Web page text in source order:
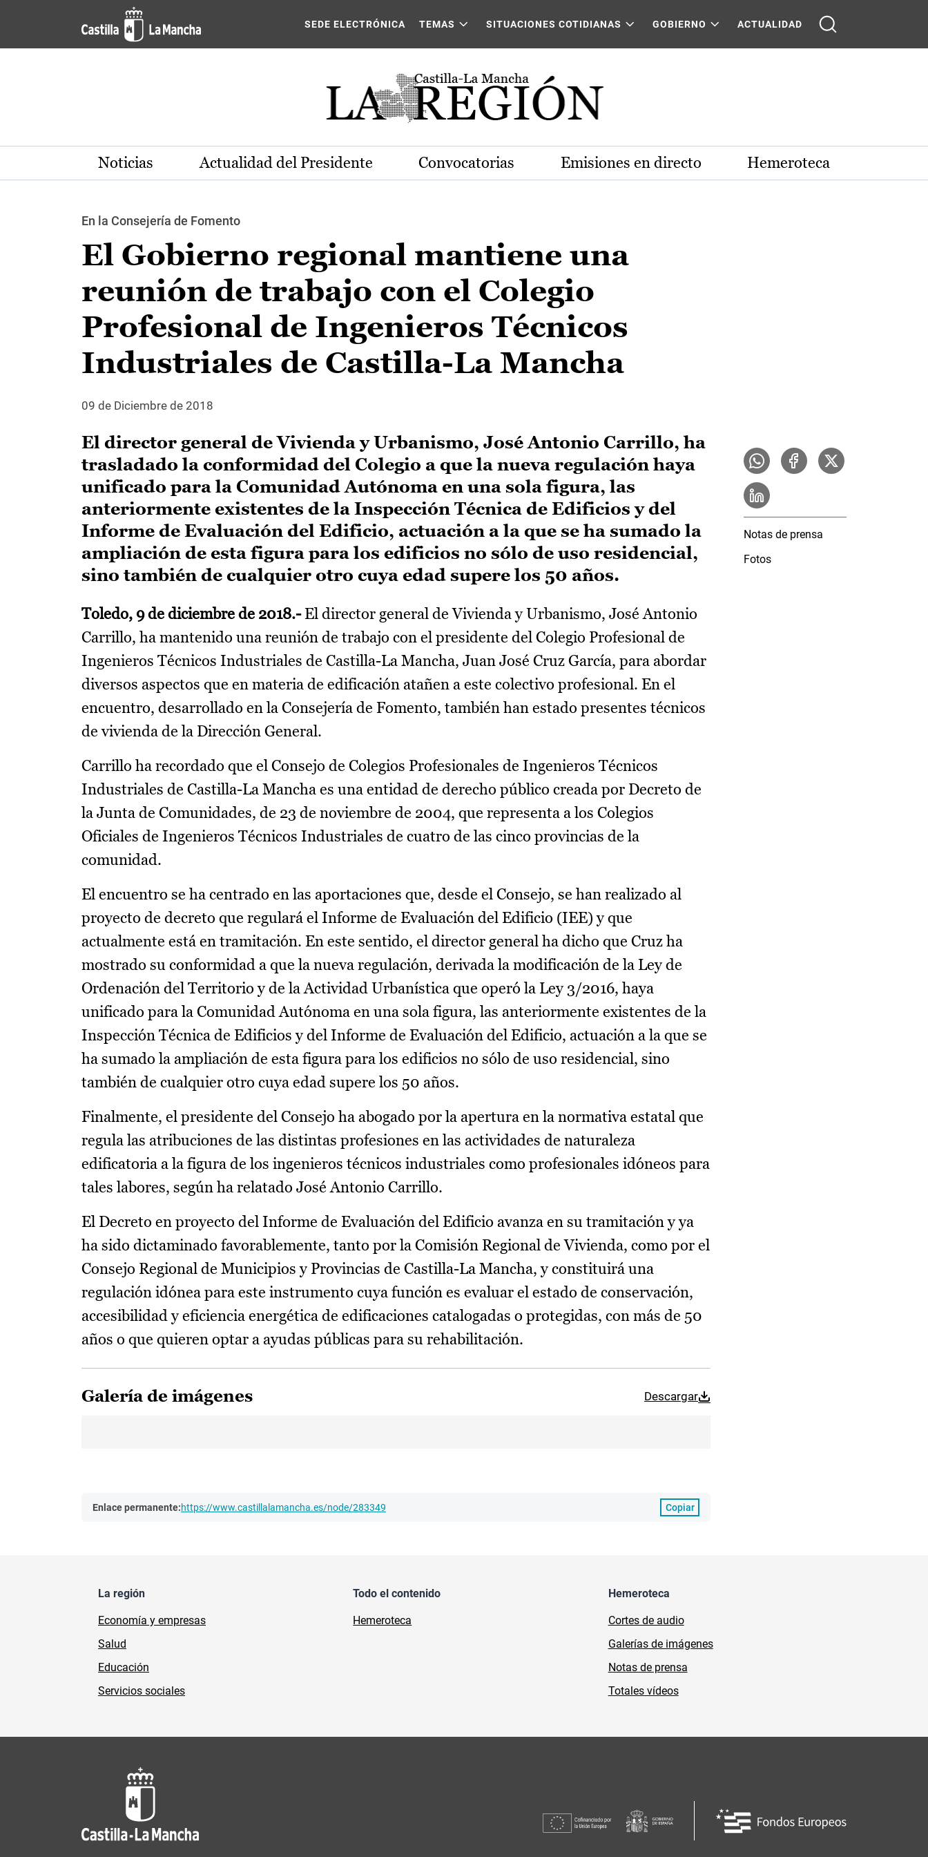
Pasar al contenido principal
SEDE ELECTRÓNICA TEMAS SITUACIONES COTIDIANAS GOBIERNO ACTUALIDAD
Noticias Actualidad del Presidente Convocatorias Emisiones en directo Hemeroteca
En la Consejería de Fomento
El Gobierno regional mantiene una
reunión de trabajo con el Colegio
Profesional de Ingenieros Técnicos
Industriales de Castilla-La Mancha
09 de Diciembre de 2018
El director general de Vivienda y Urbanismo, José Antonio Carrillo, ha
trasladado la conformidad del Colegio a que la nueva regulación haya
unificado para la Comunidad Autónoma en una sola figura, las
anteriormente existentes de la Inspección Técnica de Edificios y del
Informe de Evaluación del Edificio, actuación a la que se ha sumado la
ampliación de esta figura para los edificios no sólo de uso residencial,
sino también de cualquier otro cuya edad supere los 50 años.
Toledo, 9 de diciembre de 2018.-El director general de Vivienda y Urbanismo, José Antonio
Carrillo, ha mantenido una reunión de trabajo con el presidente del Colegio Profesional de
Ingenieros Técnicos Industriales de Castilla-La Mancha, Juan José Cruz García, para abordar
diversos aspectos que en materia de edificación atañen a este colectivo profesional. En el
encuentro, desarrollado en la Consejería de Fomento, también han estado presentes técnicos
de vivienda de la Dirección General.
Carrillo ha recordado que el Consejo de Colegios Profesionales de Ingenieros Técnicos
Industriales de Castilla-La Mancha es una entidad de derecho público creada por Decreto de
la Junta de Comunidades, de 23 de noviembre de 2004, que representa a los Colegios
Oficiales de Ingenieros Técnicos Industriales de cuatro de las cinco provincias de la
comunidad.
El encuentro se ha centrado en las aportaciones que, desde el Consejo, se han realizado al
proyecto de decreto que regulará el Informe de Evaluación del Edificio (IEE) y que
actualmente está en tramitación. En este sentido, el director general ha dicho que Cruz ha
mostrado su conformidad a que la nueva regulación, derivada la modificación de la Ley de
Ordenación del Territorio y de la Actividad Urbanística que operó la Ley 3/2016, haya
unificado para la Comunidad Autónoma en una sola figura, las anteriormente existentes de la
Inspección Técnica de Edificios y del Informe de Evaluación del Edificio, actuación a la que se
ha sumado la ampliación de esta figura para los edificios no sólo de uso residencial, sino
también de cualquier otro cuya edad supere los 50 años.
Finalmente, el presidente del Consejo ha abogado por la apertura en la normativa estatal que
regula las atribuciones de las distintas profesiones en las actividades de naturaleza
edificatoria a la figura de los ingenieros técnicos industriales como profesionales idóneos para
tales labores, según ha relatado José Antonio Carrillo.
El Decreto en proyecto del Informe de Evaluación del Edificio avanza en su tramitación y ya
ha sido dictaminado favorablemente, tanto por la Comisión Regional de Vivienda, como por el
Consejo Regional de Municipios y Provincias de Castilla-La Mancha, y constituirá una
regulación idónea para este instrumento cuya función es evaluar el estado de conservación,
accesibilidad y eficiencia energética de edificaciones catalogadas o protegidas, con más de 50
años o que quieren optar a ayudas públicas para su rehabilitación.
Galería de imágenes Descargar
Enlace permanente:https://www.castillalamancha.es/node/283349 Copiar
Notas de prensa
Fotos
La región
Economía y empresas
Salud
Educación
Servicios sociales
Todo el contenido
Hemeroteca
Hemeroteca
Cortes de audio
Galerías de imágenes
Notas de prensa
Totales vídeos